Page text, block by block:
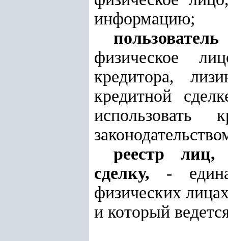
информацию;
физическое
кредитора,
кредитной
реестр лиц,
сделку, -
физических
и который